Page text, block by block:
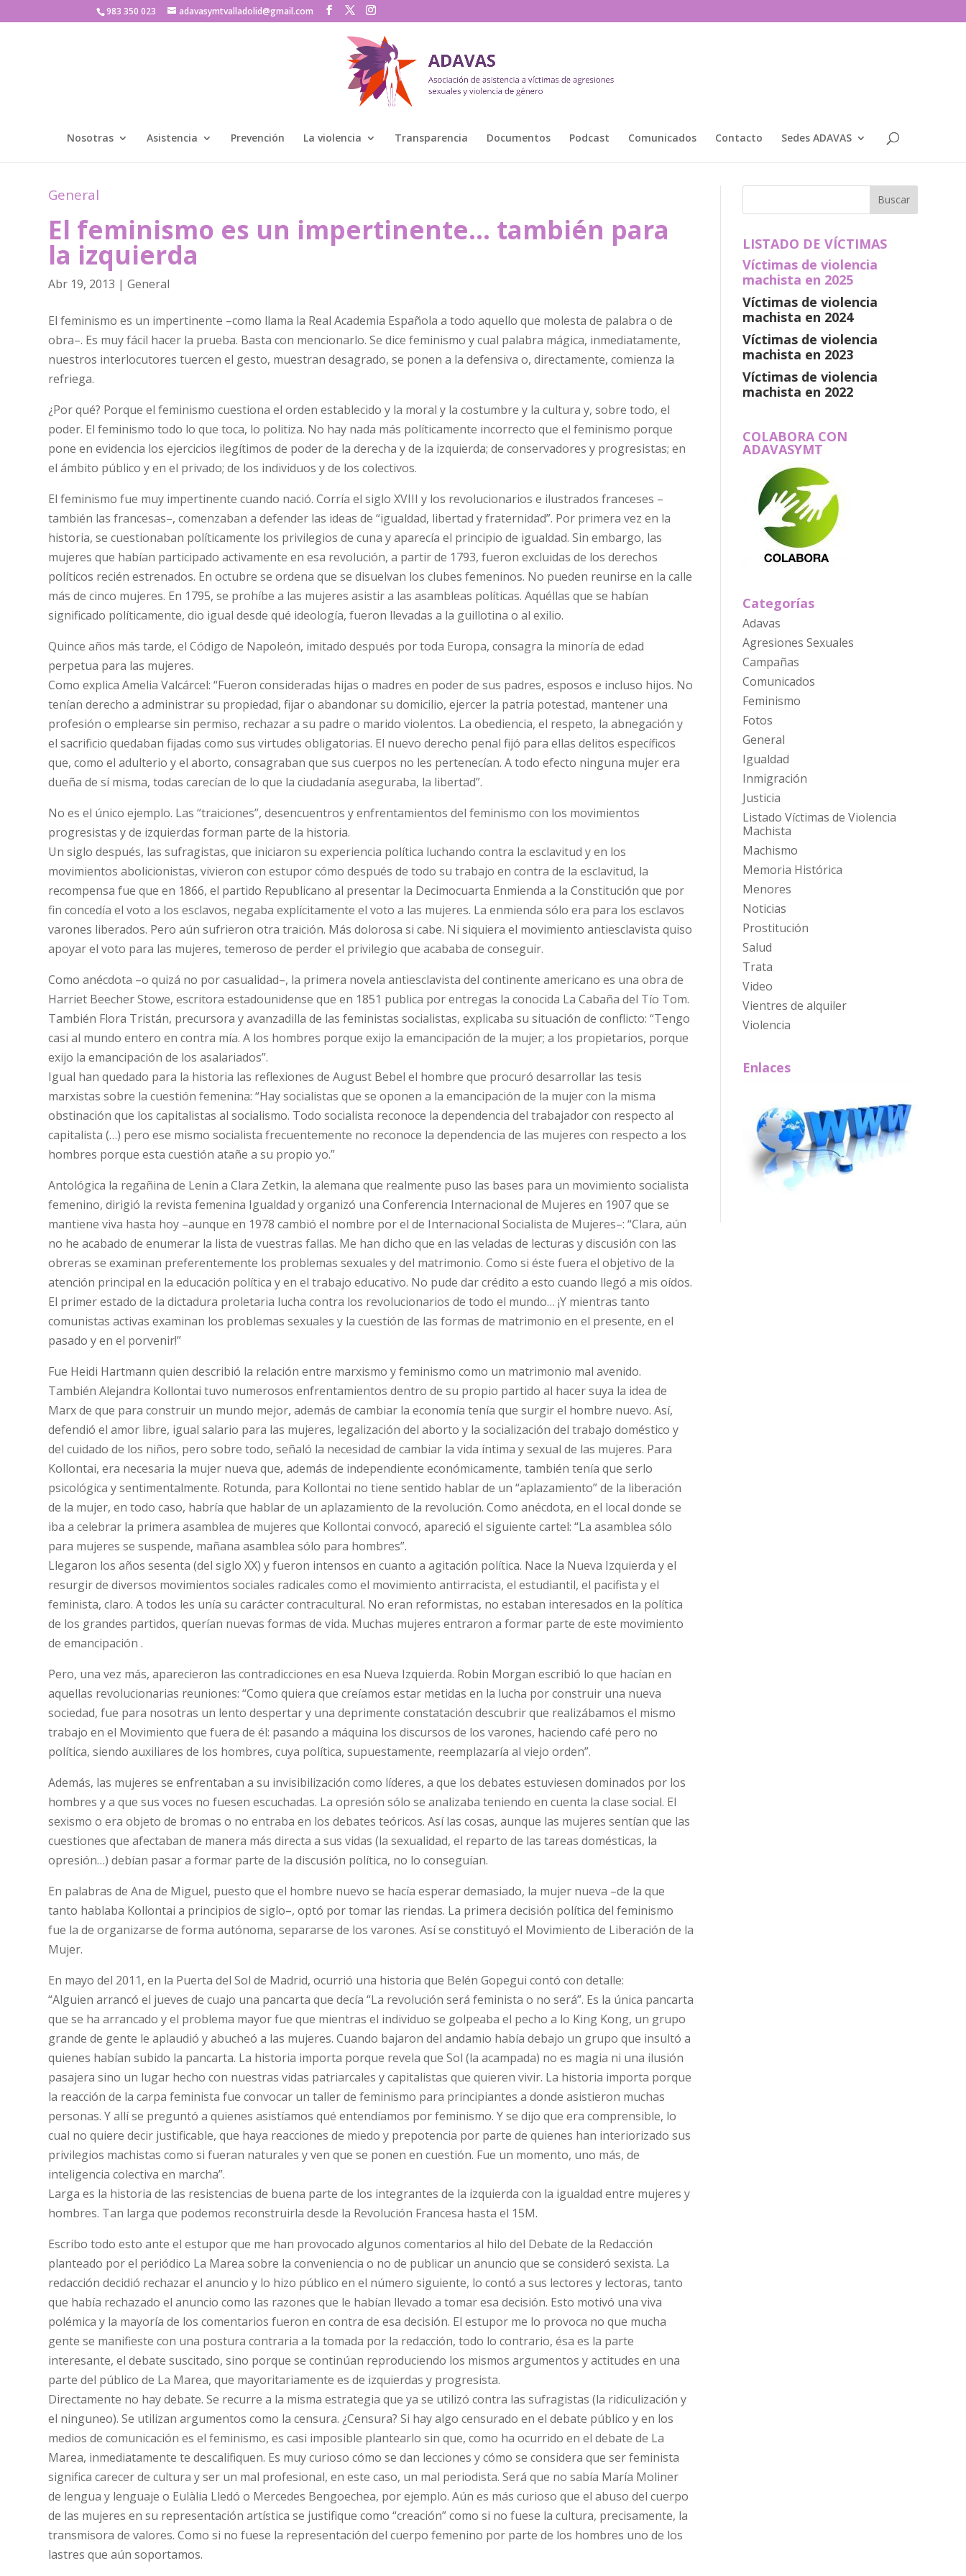
983 350 023 adavasymtvalladolid@gmail.com
Nosotras Asistencia Prevención La violencia Transparencia Documentos Podcast Comunicados Contacto Sedes ADAVAS
General
El feminismo es un impertinente… también para
la izquierda
Abr 19, 2013 |General
El feminismo es un impertinente –como llama la Real Academia Española a todo aquello que molesta de palabra o de
obra–. Es muy fácil hacer la prueba. Basta con mencionarlo. Se dice feminismo y cual palabra mágica, inmediatamente,
nuestros interlocutores tuercen el gesto, muestran desagrado, se ponen a la defensiva o, directamente, comienza la
refriega.
¿Por qué? Porque el feminismo cuestiona el orden establecido y la moral y la costumbre y la cultura y, sobre todo, el
poder. El feminismo todo lo que toca, lo politiza. No hay nada más políticamente incorrecto que el feminismo porque
pone en evidencia los ejercicios ilegítimos de poder de la derecha y de la izquierda; de conservadores y progresistas; en
el ámbito público y en el privado; de los individuos y de los colectivos.
El feminismo fue muy impertinente cuando nació. Corría el siglo XVIII y los revolucionarios e ilustrados franceses –
también las francesas–, comenzaban a defender las ideas de “igualdad, libertad y fraternidad”. Por primera vez en la
historia, se cuestionaban políticamente los privilegios de cuna y aparecía el principio de igualdad. Sin embargo, las
mujeres que habían participado activamente en esa revolución, a partir de 1793, fueron excluidas de los derechos
políticos recién estrenados. En octubre se ordena que se disuelvan los clubes femeninos. No pueden reunirse en la calle
más de cinco mujeres. En 1795, se prohíbe a las mujeres asistir a las asambleas políticas. Aquéllas que se habían
significado políticamente, dio igual desde qué ideología, fueron llevadas a la guillotina o al exilio.
Quince años más tarde, el Código de Napoleón, imitado después por toda Europa, consagra la minoría de edad
perpetua para las mujeres.
Como explica Amelia Valcárcel: “Fueron consideradas hijas o madres en poder de sus padres, esposos e incluso hijos. No
tenían derecho a administrar su propiedad, fijar o abandonar su domicilio, ejercer la patria potestad, mantener una
profesión o emplearse sin permiso, rechazar a su padre o marido violentos. La obediencia, el respeto, la abnegación y
el sacrificio quedaban fijadas como sus virtudes obligatorias. El nuevo derecho penal fijó para ellas delitos específicos
que, como el adulterio y el aborto, consagraban que sus cuerpos no les pertenecían. A todo efecto ninguna mujer era
dueña de sí misma, todas carecían de lo que la ciudadanía aseguraba, la libertad”.
No es el único ejemplo. Las “traiciones”, desencuentros y enfrentamientos del feminismo con los movimientos
progresistas y de izquierdas forman parte de la historia.
Un siglo después, las sufragistas, que iniciaron su experiencia política luchando contra la esclavitud y en los
movimientos abolicionistas, vivieron con estupor cómo después de todo su trabajo en contra de la esclavitud, la
recompensa fue que en 1866, el partido Republicano al presentar la Decimocuarta Enmienda a la Constitución que por
fin concedía el voto a los esclavos, negaba explícitamente el voto a las mujeres. La enmienda sólo era para los esclavos
varones liberados. Pero aún sufrieron otra traición. Más dolorosa si cabe. Ni siquiera el movimiento antiesclavista quiso
apoyar el voto para las mujeres, temeroso de perder el privilegio que acababa de conseguir.
Como anécdota –o quizá no por casualidad–, la primera novela antiesclavista del continente americano es una obra de
Harriet Beecher Stowe, escritora estadounidense que en 1851 publica por entregas la conocida La Cabaña del Tío Tom.
También Flora Tristán, precursora y avanzadilla de las feministas socialistas, explicaba su situación de conflicto: “Tengo
casi al mundo entero en contra mía. A los hombres porque exijo la emancipación de la mujer; a los propietarios, porque
exijo la emancipación de los asalariados”.
Igual han quedado para la historia las reflexiones de August Bebel el hombre que procuró desarrollar las tesis
marxistas sobre la cuestión femenina: “Hay socialistas que se oponen a la emancipación de la mujer con la misma
obstinación que los capitalistas al socialismo. Todo socialista reconoce la dependencia del trabajador con respecto al
capitalista (…) pero ese mismo socialista frecuentemente no reconoce la dependencia de las mujeres con respecto a los
hombres porque esta cuestión atañe a su propio yo.”
Antológica la regañina de Lenin a Clara Zetkin, la alemana que realmente puso las bases para un movimiento socialista
femenino, dirigió la revista femenina Igualdad y organizó una Conferencia Internacional de Mujeres en 1907 que se
mantiene viva hasta hoy –aunque en 1978 cambió el nombre por el de Internacional Socialista de Mujeres–: “Clara, aún
no he acabado de enumerar la lista de vuestras fallas. Me han dicho que en las veladas de lecturas y discusión con las
obreras se examinan preferentemente los problemas sexuales y del matrimonio. Como si éste fuera el objetivo de la
atención principal en la educación política y en el trabajo educativo. No pude dar crédito a esto cuando llegó a mis oídos.
El primer estado de la dictadura proletaria lucha contra los revolucionarios de todo el mundo… ¡Y mientras tanto
comunistas activas examinan los problemas sexuales y la cuestión de las formas de matrimonio en el presente, en el
pasado y en el porvenir!”
Fue Heidi Hartmann quien describió la relación entre marxismo y feminismo como un matrimonio mal avenido.
También Alejandra Kollontai tuvo numerosos enfrentamientos dentro de su propio partido al hacer suya la idea de
Marx de que para construir un mundo mejor, además de cambiar la economía tenía que surgir el hombre nuevo. Así,
defendió el amor libre, igual salario para las mujeres, legalización del aborto y la socialización del trabajo doméstico y
del cuidado de los niños, pero sobre todo, señaló la necesidad de cambiar la vida íntima y sexual de las mujeres. Para
Kollontai, era necesaria la mujer nueva que, además de independiente económicamente, también tenía que serlo
psicológica y sentimentalmente. Rotunda, para Kollontai no tiene sentido hablar de un “aplazamiento” de la liberación
de la mujer, en todo caso, habría que hablar de un aplazamiento de la revolución. Como anécdota, en el local donde se
iba a celebrar la primera asamblea de mujeres que Kollontai convocó, apareció el siguiente cartel: “La asamblea sólo
para mujeres se suspende, mañana asamblea sólo para hombres”.
Llegaron los años sesenta (del siglo XX) y fueron intensos en cuanto a agitación política. Nace la Nueva Izquierda y el
resurgir de diversos movimientos sociales radicales como el movimiento antirracista, el estudiantil, el pacifista y el
feminista, claro. A todos les unía su carácter contracultural. No eran reformistas, no estaban interesados en la política
de los grandes partidos, querían nuevas formas de vida. Muchas mujeres entraron a formar parte de este movimiento
de emancipación .
Pero, una vez más, aparecieron las contradicciones en esa Nueva Izquierda. Robin Morgan escribió lo que hacían en
aquellas revolucionarias reuniones: “Como quiera que creíamos estar metidas en la lucha por construir una nueva
sociedad, fue para nosotras un lento despertar y una deprimente constatación descubrir que realizábamos el mismo
trabajo en el Movimiento que fuera de él: pasando a máquina los discursos de los varones, haciendo café pero no
política, siendo auxiliares de los hombres, cuya política, supuestamente, reemplazaría al viejo orden”.
Además, las mujeres se enfrentaban a su invisibilización como líderes, a que los debates estuviesen dominados por los
hombres y a que sus voces no fuesen escuchadas. La opresión sólo se analizaba teniendo en cuenta la clase social. El
sexismo o era objeto de bromas o no entraba en los debates teóricos. Así las cosas, aunque las mujeres sentían que las
cuestiones que afectaban de manera más directa a sus vidas (la sexualidad, el reparto de las tareas domésticas, la
opresión…) debían pasar a formar parte de la discusión política, no lo conseguían.
En palabras de Ana de Miguel, puesto que el hombre nuevo se hacía esperar demasiado, la mujer nueva –de la que
tanto hablaba Kollontai a principios de siglo–, optó por tomar las riendas. La primera decisión política del feminismo
fue la de organizarse de forma autónoma, separarse de los varones. Así se constituyó el Movimiento de Liberación de la
Mujer.
En mayo del 2011, en la Puerta del Sol de Madrid, ocurrió una historia que Belén Gopegui contó con detalle:
“Alguien arrancó el jueves de cuajo una pancarta que decía “La revolución será feminista o no será”. Es la única pancarta
que se ha arrancado y el problema mayor fue que mientras el individuo se golpeaba el pecho a lo King Kong, un grupo
grande de gente le aplaudió y abucheó a las mujeres. Cuando bajaron del andamio había debajo un grupo que insultó a
quienes habían subido la pancarta. La historia importa porque revela que Sol (la acampada) no es magia ni una ilusión
pasajera sino un lugar hecho con nuestras vidas patriarcales y capitalistas que quieren vivir. La historia importa porque
la reacción de la carpa feminista fue convocar un taller de feminismo para principiantes a donde asistieron muchas
personas. Y allí se preguntó a quienes asistíamos qué entendíamos por feminismo. Y se dijo que era comprensible, lo
cual no quiere decir justificable, que haya reacciones de miedo y prepotencia por parte de quienes han interiorizado sus
privilegios machistas como si fueran naturales y ven que se ponen en cuestión. Fue un momento, uno más, de
inteligencia colectiva en marcha”.
Larga es la historia de las resistencias de buena parte de los integrantes de la izquierda con la igualdad entre mujeres y
hombres. Tan larga que podemos reconstruirla desde la Revolución Francesa hasta el 15M.
Escribo todo esto ante el estupor que me han provocado algunos comentarios al hilo del Debate de la Redacción
planteado por el periódico La Marea sobre la conveniencia o no de publicar un anuncio que se consideró sexista. La
redacción decidió rechazar el anuncio y lo hizo público en el número siguiente, lo contó a sus lectores y lectoras, tanto
que había rechazado el anuncio como las razones que le habían llevado a tomar esa decisión. Esto motivó una viva
polémica y la mayoría de los comentarios fueron en contra de esa decisión. El estupor me lo provoca no que mucha
gente se manifieste con una postura contraria a la tomada por la redacción, todo lo contrario, ésa es la parte
interesante, el debate suscitado, sino porque se continúan reproduciendo los mismos argumentos y actitudes en una
parte del público de La Marea, que mayoritariamente es de izquierdas y progresista.
Directamente no hay debate. Se recurre a la misma estrategia que ya se utilizó contra las sufragistas (la ridiculización y
el ninguneo). Se utilizan argumentos como la censura. ¿Censura? Si hay algo censurado en el debate público y en los
medios de comunicación es el feminismo, es casi imposible plantearlo sin que, como ha ocurrido en el debate de La
Marea, inmediatamente te descalifiquen. Es muy curioso cómo se dan lecciones y cómo se considera que ser feminista
significa carecer de cultura y ser un mal profesional, en este caso, un mal periodista. Será que no sabía María Moliner
de lengua y lenguaje o Eulàlia Lledó o Mercedes Bengoechea, por ejemplo. Aún es más curioso que el abuso del cuerpo
de las mujeres en su representación artística se justifique como “creación” como si no fuese la cultura, precisamente, la
transmisora de valores. Como si no fuese la representación del cuerpo femenino por parte de los hombres uno de los
lastres que aún soportamos.
LISTADO DE VÍCTIMAS
Víctimas de violencia
machista en 2025
Víctimas de violencia
machista en 2024
Víctimas de violencia
machista en 2023
Víctimas de violencia
machista en 2022
COLABORA CON
ADAVASYMT
Categorías
Adavas
Agresiones Sexuales
Campañas
Comunicados
Feminismo
Fotos
General
Igualdad
Inmigración
Justicia
Listado Víctimas de Violencia
Machista
Machismo
Memoria Histórica
Menores
Noticias
Prostitución
Salud
Trata
Video
Vientres de alquiler
Violencia
Enlaces